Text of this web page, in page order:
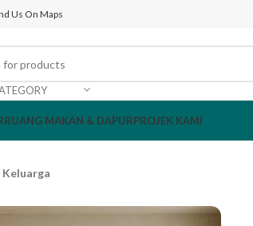
Us On Maps
RUANG MAKAN & DAPURPROJEK KAMI